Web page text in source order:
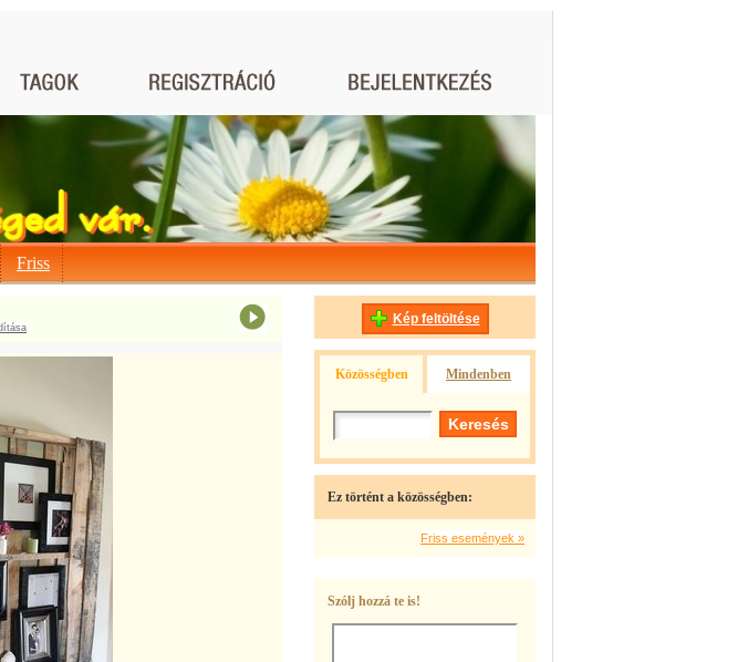
Friss
Kép feltöltése
Közösségben Mindenben
Ez történt a közösségben:
Friss események »
Szólj hozzá te is!